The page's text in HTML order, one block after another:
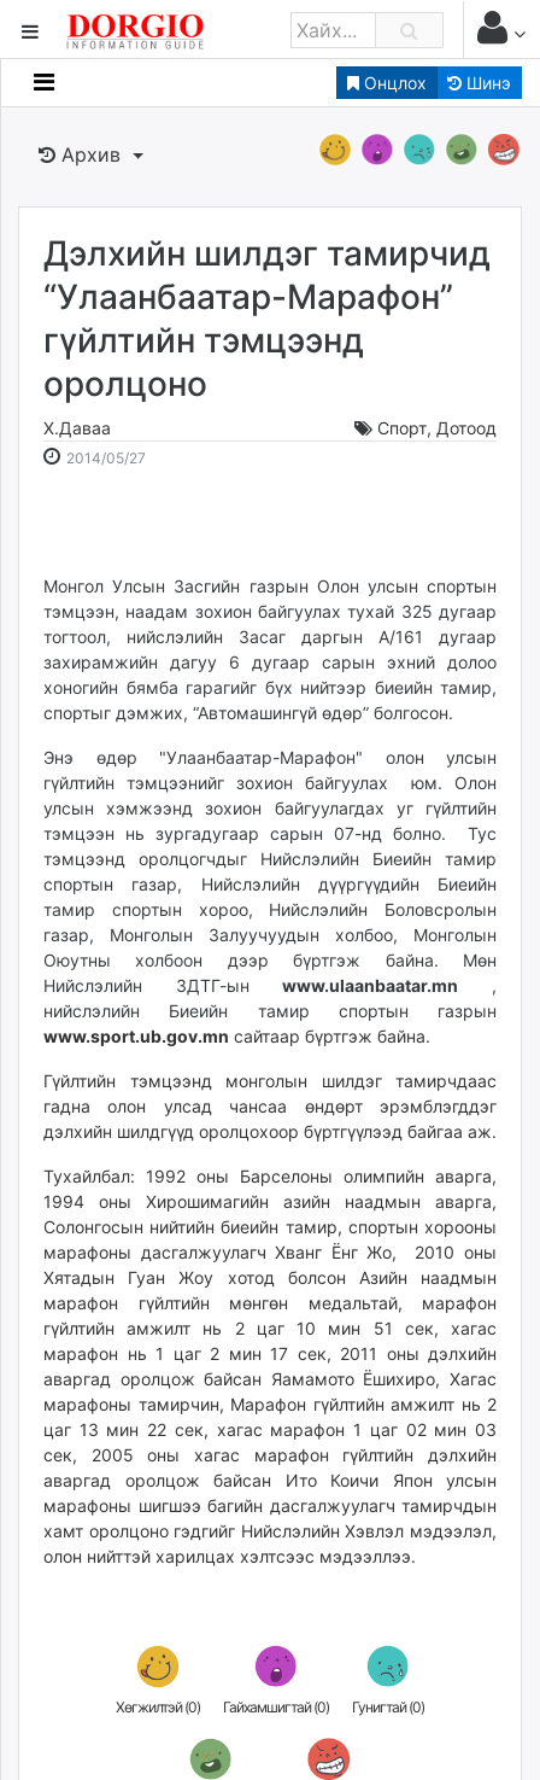
Онцлох Шинэ
Мэдээллийн
Банк санхүү
Бизнес ААН
Төрийн
Нийслэлийн
dorgio.mn
Gogo.mn
caak.mn
news.mn
zindaa.mn
mnb.mn
Livetv.mn
Eguur.mn
24tsag.mn
shuud.mn
ergelt.mn
zarig.mn
today.mn
zuv.mn
mminfo.mn
ugluu.mn
urlag.mn
unen.mn
asu.mn
shudarga.mn
shuurhai.mn
unuudur.mn
isee.mn
fact.mn
itoim.mn
tumen.mn
shuum.mn
times.mn
tvmongolia.mn
mass.mn
unegui.mn
assa.mn
toim.mn
tac.mn
paparazzi.mn
unread.today
Архив
Дэлхийн шилдэг тамирчид
“Улаанбаатар-Марафон”
гүйлтийн тэмцээнд
оролцоно
Х.Даваа Спорт, Дотоод
2014/05/27
Монгол Улсын Засгийн газрын Олон улсын спортын
тэмцээн, наадам зохион байгуулах тухай 325 дугаар
тогтоол, нийслэлийн Засаг даргын А/161 дугаар
захирамжийн дагуу 6 дугаар сарын эхний долоо
хоногийн бямба гарагийг бүх нийтээр биеийн тамир,
спортыг дэмжих, “Автомашингүй өдөр” болгосон.
Энэ өдөр "Улаанбаатар-Марафон" олон улсын
гүйлтийн тэмцээнийг зохион байгуулах юм. Олон
улсын хэмжээнд зохион байгуулагдах уг гүйлтийн
тэмцээн нь зургадугаар сарын 07-нд болно. Тус
тэмцээнд оролцогчдыг Нийслэлийн Биеийн тамир
спортын газар, Нийслэлийн дүүргүүдийн Биеийн
тамир спортын хороо, Нийслэлийн Боловсролын
газар, Монголын Залуучуудын холбоо, Монголын
Оюутны холбоон дээр бүртгэж байна. Мөн
Нийслэлийн ЗДТГ-ын www.ulaanbaatar.mn ,
нийслэлийн Биеийн тамир спортын газрын
www.sport.ub.gov.mn сайтаар бүртгэж байна.
Гүйлтийн тэмцээнд монголын шилдэг тамирчдаас
гадна олон улсад чансаа өндөрт эрэмблэгддэг
дэлхийн шилдгүүд оролцохоор бүртгүүлээд байгаа аж.
Тухайлбал: 1992 оны Барселоны олимпийн аварга,
1994 оны Хирошимагийн азийн наадмын аварга,
Солонгосын нийтийн биеийн тамир, спортын хорооны
марафоны дасгалжуулагч Хванг Ёнг Жо, 2010 оны
Хятадын Гуан Жоу хотод болсон Азийн наадмын
марафон гүйлтийн мөнгөн медальтай, марафон
гүйлтийн амжилт нь 2 цаг 10 мин 51 сек, хагас
марафон нь 1 цаг 2 мин 17 сек, 2011 оны дэлхийн
аваргад оролцож байсан Яамамото Ёшихиро, Хагас
марафоны тамирчин, Марафон гүйлтийн амжилт нь 2
цаг 13 мин 22 сек, хагас марафон 1 цаг 02 мин 03
сек, 2005 оны хагас марафон гүйлтийн дэлхийн
аваргад оролцож байсан Ито Коичи Япон улсын
марафоны шигшээ багийн дасгалжуулагч тамирчдын
хамт оролцоно гэдгийг Нийслэлийн Хэвлэл мэдээлэл,
олон нийттэй харилцах хэлтсээс мэдээллээ.
Хөгжилтэй (0) Гайхамшигтай (0) Гунигтай (0)